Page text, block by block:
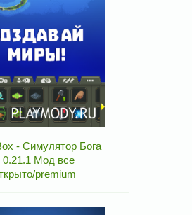
- Симулятор Бога
0.21.1 Мод все
premium